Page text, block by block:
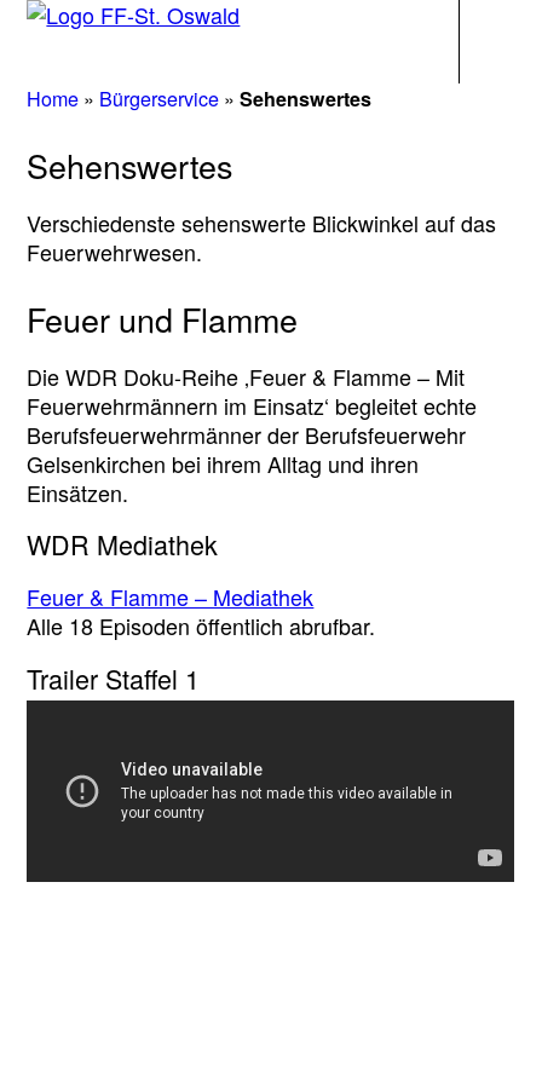
Home » Bürgerservice »Sehenswertes
Sehenswertes
Verschiedenste sehenswerte Blickwinkel auf das
Feuerwehrwesen.
Feuer und Flamme
Die WDR Doku-Reihe ‚Feuer & Flamme – Mit
Feuerwehrmännern im Einsatz‘ begleitet echte
Berufsfeuerwehrmänner der Berufsfeuerwehr
Gelsenkirchen bei ihrem Alltag und ihren
Einsätzen.
WDR Mediathek
Feuer & Flamme – Mediathek
Alle 18 Episoden öffentlich abrufbar.
Trailer Staffel 1